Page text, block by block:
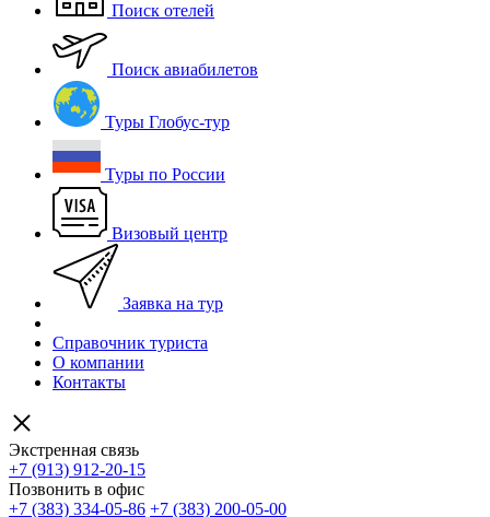
Поиск отелей
Поиск авиабилетов
Туры Глобус-тур
Туры по России
Визовый центр
Заявка на тур
Справочник туриста
О компании
Контакты
Экстренная связь
+7 (913) 912-20-15
Позвонить в офис
+7 (383) 334-05-86 +7 (383) 200-05-00